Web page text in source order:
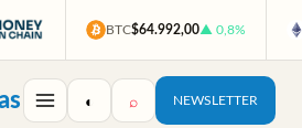
BTC$64.992,00▲ 0,8%
◐ ⌕ NEWSLETTER